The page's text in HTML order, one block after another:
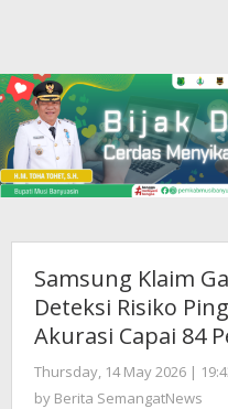
Samsung Klaim
Deteksi Risiko
Akurasi Capai 84
Thursday, 14 May 2026 |
by Berita SemangatNews